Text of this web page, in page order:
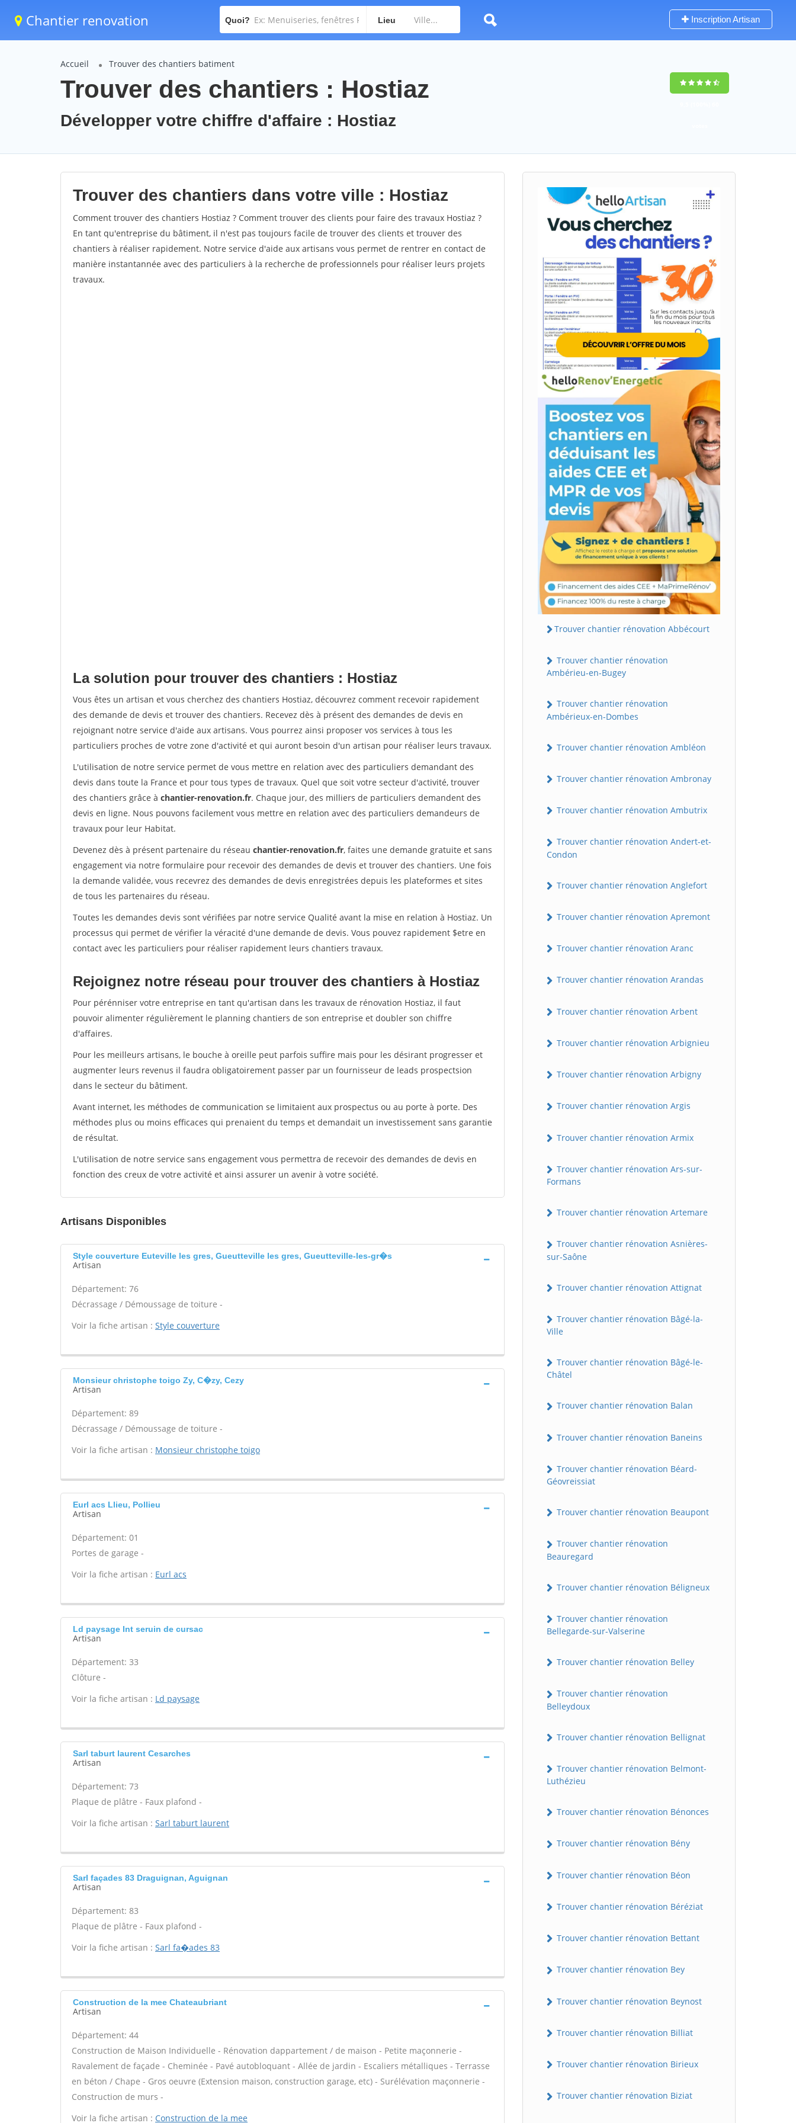
Chantier renovation Quoi? Lieu Inscription Artisan
Accueil Trouver des chantiers batiment
Trouver des chantiers : Hostiaz
Développer votre chiffre d'affaire : Hostiaz
Trouver des chantiers dans votre ville : Hostiaz
Comment trouver des chantiers Hostiaz ? Comment trouver des clients pour faire des travaux Hostiaz ?
En tant qu'entreprise du bâtiment, il n'est pas toujours facile de trouver des clients et trouver des
chantiers à réaliser rapidement. Notre service d'aide aux artisans vous permet de rentrer en contact de
manière instantannée avec des particuliers à la recherche de professionnels pour réaliser leurs projets
travaux.
La solution pour trouver des chantiers : Hostiaz
Vous êtes un artisan et vous cherchez des chantiers Hostiaz, découvrez comment recevoir rapidement
des demande de devis et trouver des chantiers. Recevez dès à présent des demandes de devis en
rejoignant notre service d'aide aux artisans. Vous pourrez ainsi proposer vos services à tous les
particuliers proches de votre zone d'activité et qui auront besoin d'un artisan pour réaliser leurs travaux.
L'utilisation de notre service permet de vous mettre en relation avec des particuliers demandant des
devis dans toute la France et pour tous types de travaux. Quel que soit votre secteur d'activité, trouver
des chantiers grâce à chantier-renovation.fr. Chaque jour, des milliers de particuliers demandent des
devis en ligne. Nous pouvons facilement vous mettre en relation avec des particuliers demandeurs de
travaux pour leur Habitat.
Devenez dès à présent partenaire du réseau chantier-renovation.fr, faites une demande gratuite et sans
engagement via notre formulaire pour recevoir des demandes de devis et trouver des chantiers. Une fois
la demande validée, vous recevrez des demandes de devis enregistrées depuis les plateformes et sites
de tous les partenaires du réseau.
Toutes les demandes devis sont vérifiées par notre service Qualité avant la mise en relation à Hostiaz. Un
processus qui permet de vérifier la véracité d'une demande de devis. Vous pouvez rapidement $etre en
contact avec les particuliers pour réaliser rapidement leurs chantiers travaux.
Rejoignez notre réseau pour trouver des chantiers à Hostiaz
Pour pérénniser votre entreprise en tant qu'artisan dans les travaux de rénovation Hostiaz, il faut
pouvoir alimenter régulièrement le planning chantiers de son entreprise et doubler son chiffre
d'affaires.
Pour les meilleurs artisans, le bouche à oreille peut parfois suffire mais pour les désirant progresser et
augmenter leurs revenus il faudra obligatoirement passer par un fournisseur de leads prospectsion
dans le secteur du bâtiment.
Avant internet, les méthodes de communication se limitaient aux prospectus ou au porte à porte. Des
méthodes plus ou moins efficaces qui prenaient du temps et demandait un investissement sans garantie
de résultat.
L'utilisation de notre service sans engagement vous permettra de recevoir des demandes de devis en
fonction des creux de votre activité et ainsi assurer un avenir à votre société.
Artisans Disponibles
Style couverture Euteville les gres, Gueutteville les gres, Gueutteville-les-gr�s
Artisan
Département: 76
Décrassage / Démoussage de toiture -
Voir la fiche artisan : Style couverture
Monsieur christophe toigo Zy, C�zy, Cezy
Artisan
Département: 89
Décrassage / Démoussage de toiture -
Voir la fiche artisan : Monsieur christophe toigo
Eurl acs Llieu, Pollieu
Artisan
Département: 01
Portes de garage -
Voir la fiche artisan : Eurl acs
Ld paysage Int seruin de cursac
Artisan
Département: 33
Clôture -
Voir la fiche artisan : Ld paysage
Sarl taburt laurent Cesarches
Artisan
Département: 73
Plaque de plâtre - Faux plafond -
Voir la fiche artisan : Sarl taburt laurent
Sarl façades 83 Draguignan, Aguignan
Artisan
Département: 83
Plaque de plâtre - Faux plafond -
Voir la fiche artisan : Sarl fa�ades 83
Construction de la mee Chateaubriant
Artisan
Département: 44
Construction de Maison Individuelle - Rénovation dappartement / de maison - Petite maçonnerie -
Ravalement de façade - Cheminée - Pavé autobloquant - Allée de jardin - Escaliers métalliques - Terrasse
en béton / Chape - Gros oeuvre (Extension maison, construction garage, etc) - Surélévation maçonnerie -
Construction de murs -
Voir la fiche artisan : Construction de la mee
Trouver chantier rénovation Abbécourt
Trouver chantier rénovation
Ambérieu-en-Bugey
Trouver chantier rénovation
Ambérieux-en-Dombes
Trouver chantier rénovation Ambléon
Trouver chantier rénovation Ambronay
Trouver chantier rénovation Ambutrix
Trouver chantier rénovation Andert-et-
Condon
Trouver chantier rénovation Anglefort
Trouver chantier rénovation Apremont
Trouver chantier rénovation Aranc
Trouver chantier rénovation Arandas
Trouver chantier rénovation Arbent
Trouver chantier rénovation Arbignieu
Trouver chantier rénovation Arbigny
Trouver chantier rénovation Argis
Trouver chantier rénovation Armix
Trouver chantier rénovation Ars-sur-
Formans
Trouver chantier rénovation Artemare
Trouver chantier rénovation Asnières-
sur-Saône
Trouver chantier rénovation Attignat
Trouver chantier rénovation Bâgé-la-
Ville
Trouver chantier rénovation Bâgé-le-
Châtel
Trouver chantier rénovation Balan
Trouver chantier rénovation Baneins
Trouver chantier rénovation Béard-
Géovreissiat
Trouver chantier rénovation Beaupont
Trouver chantier rénovation
Beauregard
Trouver chantier rénovation Béligneux
Trouver chantier rénovation
Bellegarde-sur-Valserine
Trouver chantier rénovation Belley
Trouver chantier rénovation
Belleydoux
Trouver chantier rénovation Bellignat
Trouver chantier rénovation Belmont-
Luthézieu
Trouver chantier rénovation Bénonces
Trouver chantier rénovation Bény
Trouver chantier rénovation Béon
Trouver chantier rénovation Béréziat
Trouver chantier rénovation Bettant
Trouver chantier rénovation Bey
Trouver chantier rénovation Beynost
Trouver chantier rénovation Billiat
Trouver chantier rénovation Birieux
Trouver chantier rénovation Biziat